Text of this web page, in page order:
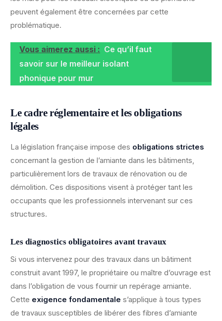
peuvent également être concernées par cette
problématique.
Vous aimerez aussi : Ce qu’il faut
savoir sur le meilleur isolant
phonique pour mur
Le cadre réglementaire et les obligations
légales
La législation française impose des obligations strictes
concernant la gestion de l’amiante dans les bâtiments,
particulièrement lors de travaux de rénovation ou de
démolition. Ces dispositions visent à protéger tant les
occupants que les professionnels intervenant sur ces
structures.
Les diagnostics obligatoires avant travaux
Si vous intervenez pour des travaux dans un bâtiment
construit avant 1997, le propriétaire ou maître d’ouvrage est
dans l’obligation de vous fournir un repérage amiante.
Cette exigence fondamentale s’applique à tous types
de travaux susceptibles de libérer des fibres d’amiante